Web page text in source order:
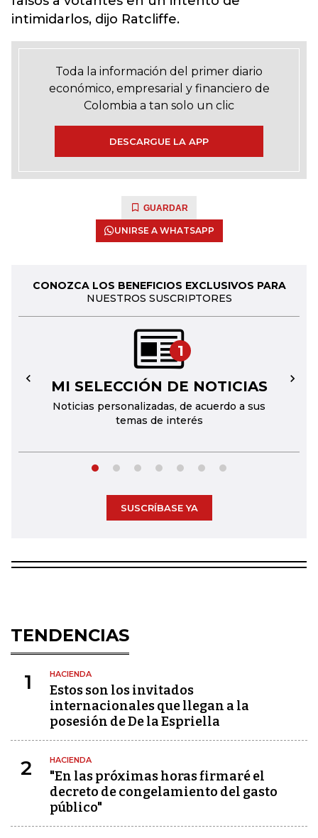
intimidarlos, dijo Ratcliffe.
Toda la información del primer diario
económico, empresarial y financiero de
Colombia a tan solo un clic
DESCARGUE LA APP
GUARDAR
UNIRSE A WHATSAPP
CONOZCA LOS BENEFICIOS EXCLUSIVOS PARA
NUESTROS SUSCRIPTORES
1
MI SELECCIÓN DE NOTICIAS
Noticias personalizadas, de acuerdo a sus
temas de interés
← →
SUSCRÍBASE YA
TENDENCIAS
1 HACIENDA
Estos son los invitados
internacionales que llegan a la
posesión de De la Espriella
2 HACIENDA
"En las próximas horas firmaré el
decreto de congelamiento del gasto
público"